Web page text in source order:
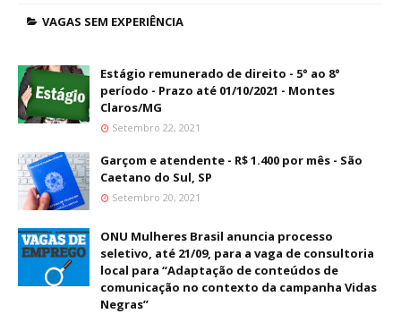
VAGAS SEM EXPERIÊNCIA
Estágio remunerado de direito - 5° ao 8°
período - Prazo até 01/10/2021 - Montes
Claros/MG
Setembro 22, 2021
Garçom e atendente - R$ 1.400 por mês - São
Caetano do Sul, SP
Setembro 20, 2021
ONU Mulheres Brasil anuncia processo
seletivo, até 21/09, para a vaga de consultoria
local para “Adaptação de conteúdos de
comunicação no contexto da campanha Vidas
Negras”